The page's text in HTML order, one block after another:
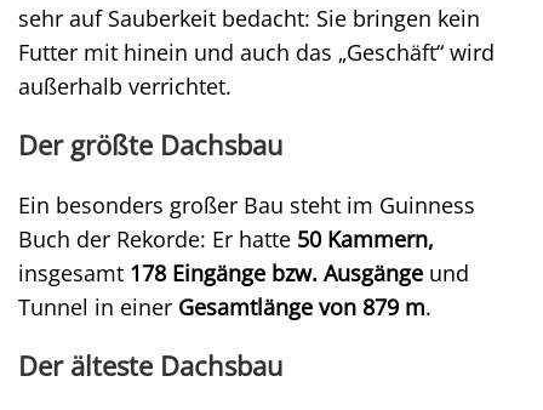
sehr auf Sauberkeit bedacht: Sie bringen kein
Futter mit hinein und auch das „Geschäft“ wird
außerhalb verrichtet.
Der größte Dachsbau
Ein besonders großer Bau steht im Guinness
Buch der Rekorde: Er hatte 50 Kammern,
insgesamt 178 Eingänge bzw. Ausgänge und
Tunnel in einer Gesamtlänge von 879 m.
Der älteste Dachsbau